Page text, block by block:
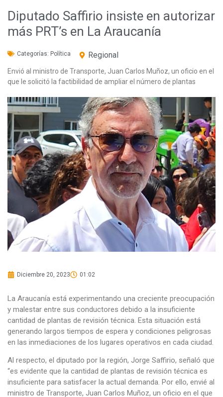
Diputado Saffirio insiste en autorizar
más PRT’s en La Araucanía
Categorías: Política Regional
Envió al ministro de Transporte, Juan Carlos Muñoz, un oficio en el
que le solicitó la factibilidad de ampliar el número de plantas
Diciembre 20, 2023 01:02
La Araucanía está experimentando una creciente preocupación
y malestar entre sus conductores debido a la insuficiente
cantidad de plantas de revisión técnica. Esta situación está
generando largos tiempos de espera y condiciones peligrosas
en las inmediaciones de los lugares operativos en cada ciudad.
Al respecto, el diputado por la región, Jorge Saffirio, señaló que
“es evidente que la cantidad de plantas de revisión técnica es
insuficiente para satisfacer la actual demanda. Por ello, envié al
ministro de Transporte, Juan Carlos Muñoz, un oficio en el que